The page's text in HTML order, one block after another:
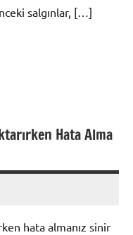
salgınlar, […]
Hata Alma
hata almanız sinir